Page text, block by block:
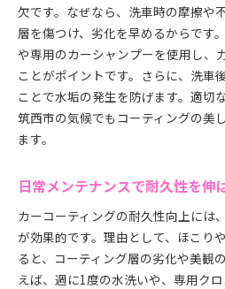
欠です。なぜなら、洗車時の摩擦や
層を傷つけ、劣化を早めるからです
や専用のカーシャンプーを使用し、
ことがポイントです。さらに、洗車
ことで水垢の発生を防げます。適切
筑西市の気候でもコーティングの美
ます。
日常メンテナンスで耐久性を伸
カーコーティングの耐久性向上には
が効果的です。理由として、ほこり
ると、コーティング層の劣化や美観
えば、週に1度の水洗いや、専用ク